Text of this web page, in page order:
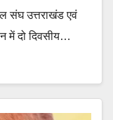
खेल संघ उत्तराखंड एवं
में दो दिवसीय…